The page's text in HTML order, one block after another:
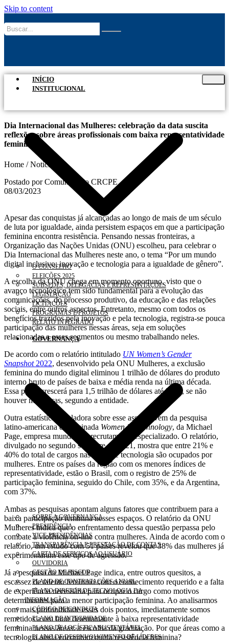
Skip to content
INÍCIO
INSTITUCIONAL
O CONSELHO
ELEIÇÕES 2025
SUBSEDES, DELEGACIAS E REPRESENTAÇÕES
LEGISLAÇÃO
LICITAÇÕES
PROGRAMAS E PROJETOS
RELATO INTEGRADO
GOVERNANÇA
SOBRE A GOVERNANÇA
PRESIDÊNCIA
VICE-PRESIDÊNCIAS
TRANSPARÊNCIA E PRESTAÇÃO DE CONTAS
CARTA DE SERVIÇOS AO USUÁRIO
OUVIDORIA
GESTÃO DE RISCOS
PLANO DE CONTRATAÇÕES ANUAL
PLANO DIRETOR DE TECNOLOGIA DA
INFORMAÇÃO
CÓDIGO DE CONDUTA
PLANO DE INTEGRIDADE
PLANO DE LOGÍSTICA SUSTENTÁVEL
PLANO DE DESENVOLVIMENTO DE LÍDERES
Dia Internacional das Mulheres: celebração da data suscita
reflexões sobre áreas profissionais com baixa representatividade
feminina
Home / Notícias
Postado por Comunicação CRCPE
08/03/2023
Apesar das conquistas já alcançadas ao longo de mais de um século
de luta por igualdade, ainda persistem espaços em que a participação
feminina encontra resistência. Pensando nessas fronteiras, a
Organização das Nações Unidas (ONU) escolheu, para celebrar o
Dia Internacional das Mulheres neste ano, o tema “Por um mundo
digital inclusivo: inovação e tecnologia para a igualdade de gênero”.
A escolha da ONU chega em momento oportuno, visto que o
avanço tecnológico tem sido fundamental para a evolução das
comunicações, do processo produtivo, da educação e das relações
sociais, entre outros aspectos. Entretanto, mesmo com todos os
benefícios trazidos pela inovação e pela tecnologia, registra-se pouca
participação das mulheres nessas áreas, seja em soluções
relacionadas a esses segmentos ou mesmo trabalhando neles.
De acordo com o relatório intitulado UN Women’s Gender
Snapshot2022, desenvolvido pela ONU Mulheres, a exclusão
feminina do mundo digital eliminou 1 trilhão de dólares do produto
interno bruto de países de baixa e média renda na última década.
Essa perda crescerá para 1,5 trilhão de dólares até 2025, se não
houver mudanças, segundo a entidade.
Outra estatística reveladora sobre esse assunto vem da pesquisa
latino-americana denominada Women in Technology, da Michael
Page, empresa mundial de recrutamento especializado. O relatório,
divulgado no segundo semestre de 2021, mostra que entre 21% e
40% do total de cargos nas áreas de tecnologia são ocupados por
mulheres. Entre os países da região com os menores índices de
representatividade, estão o Brasil, com o registro de 25% de
participação feminina, seguido do Chile, com 35%, e da Argentina,
com 37%.
Ambas as pesquisas apontam alguns fatores que contribuem para a
baixa participação feminina nesses espaços. O relatório da ONU
Mulheres indica que o enfrentamento dessa questão perpassa pelo
combate à violência on-line contra mulheres. Ainda de acordo com o
relatório, um estudo com 51 países revelou que 38% das mulheres já
experimentaram esse tipo de agressão.
Já a pesquisa da Michael Page indica, entre outros quesitos, a
escassez de talento feminino com o conhecimento requerido e a falta
de experiência necessária para ocupar o cargo como motivos
determinantes para a menor participação feminina. Ao analisarmos
com mais profundidade esses dois pontos, imediatamente somos
remetidos a um fator determinante à baixa representatividade
feminina nessas áreas: a escolha da graduação. Por que áreas como a
tecnologia ainda encontram muita resistência feminina?